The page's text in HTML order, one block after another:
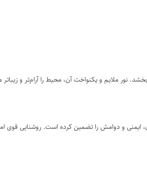
ملایم و یکنواخت آن، محیط را آرام‌تر و
و دوامش را تضمین کرده است. روشنایی قوی